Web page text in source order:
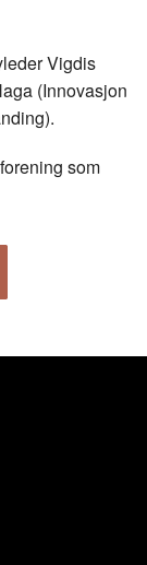
Vigdis
(Innovasjon
som